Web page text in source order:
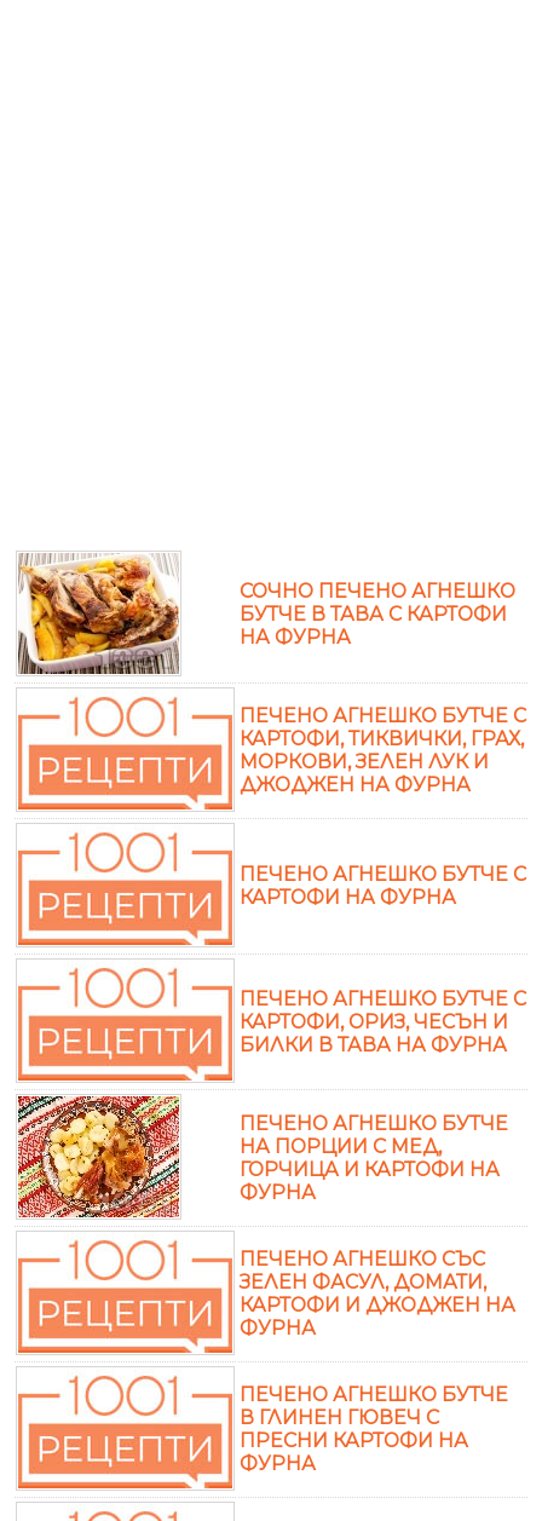
СОЧНО ПЕЧЕНО АГНЕШКО
БУТЧЕ В ТАВА С КАРТОФИ
НА ФУРНА
ПЕЧЕНО АГНЕШКО БУТЧЕ С
КАРТОФИ, ТИКВИЧКИ, ГРАХ,
МОРКОВИ, ЗЕЛЕН ЛУК И
ДЖОДЖЕН НА ФУРНА
ПЕЧЕНО АГНЕШКО БУТЧЕ С
КАРТОФИ НА ФУРНА
ПЕЧЕНО АГНЕШКО БУТЧЕ С
КАРТОФИ, ОРИЗ, ЧЕСЪН И
БИЛКИ В ТАВА НА ФУРНА
ПЕЧЕНО АГНЕШКО БУТЧЕ
НА ПОРЦИИ С МЕД,
ГОРЧИЦА И КАРТОФИ НА
ФУРНА
ПЕЧЕНО АГНЕШКО СЪС
ЗЕЛЕН ФАСУЛ, ДОМАТИ,
КАРТОФИ И ДЖОДЖЕН НА
ФУРНА
ПЕЧЕНО АГНЕШКО БУТЧЕ
В ГЛИНЕН ГЮВЕЧ С
ПРЕСНИ КАРТОФИ НА
ФУРНА